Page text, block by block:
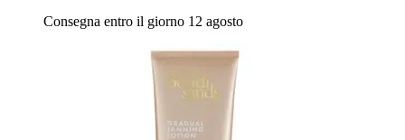
Consegna entro il giorno 12 agosto